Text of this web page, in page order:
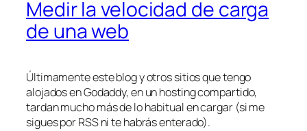
Medir la velocidad de carga
de una web
Últimamente este blog y otros sitios que tengo
alojados en Godaddy, en un hosting compartido,
tardan mucho más de lo habitual en cargar (si me
sigues por RSS ni te habrás enterado).